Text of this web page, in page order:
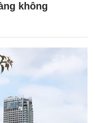
không